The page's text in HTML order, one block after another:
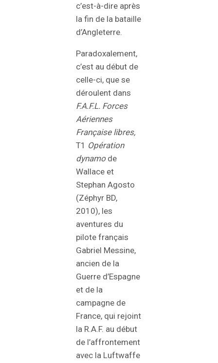
c’est-à-dire après
la fin de la bataille
d’Angleterre.
Paradoxalement,
c’est au début de
celle-ci, que se
déroulent dans
F.A.F.L. Forces
Aériennes
Française libres,
T1 Opération
dynamode
Wallace et
Stephan Agosto
(Zéphyr BD,
2010), les
aventures du
pilote français
Gabriel Messine,
ancien de la
Guerre d’Espagne
et de la
campagne de
France, qui rejoint
la R.A.F. au début
de l’affrontement
avec la Luftwaffe